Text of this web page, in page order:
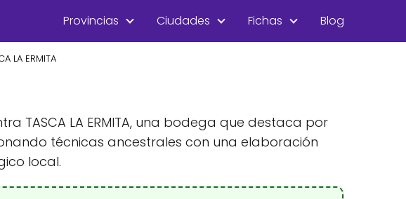
Provincias Ciudades Fichas Blog
LA ERMITA
TASCA LA ERMITA, una bodega que destaca por
técnicas ancestrales con una elaboración
local.